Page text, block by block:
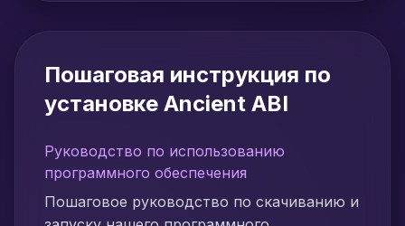
Пошаговая инструкция по
установке Ancient ABI
Руководство по использованию
программного обеспечения
Пошаговое руководство по скачиванию и